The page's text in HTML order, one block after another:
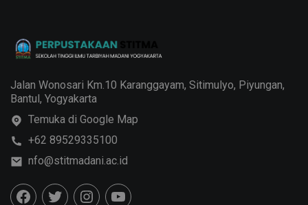
Jalan Wonosari Km.10 Karanggayam, Sitimulyo, Piyungan,
Bantul, Yogyakarta
Temuka di Google Map
+62 89529335100
nfo@stitmadani.ac.id